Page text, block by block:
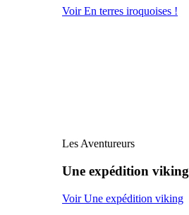
Voir En terres iroquoises !
Les Aventureurs
Une expédition viking
Voir Une expédition viking